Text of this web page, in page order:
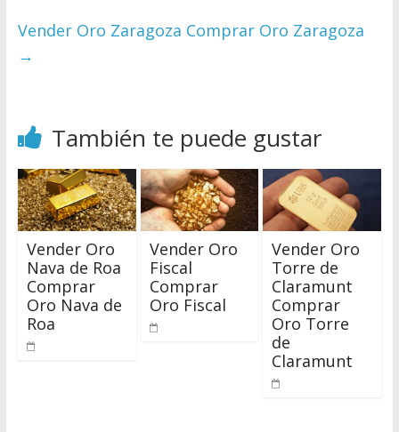
Vender Oro Zaragoza Comprar Oro Zaragoza
→
También te puede gustar
Vender Oro
Nava de Roa
Comprar
Oro Nava de
Roa
Vender Oro
Fiscal
Comprar
Oro Fiscal
Vender Oro
Torre de
Claramunt
Comprar
Oro Torre
de
Claramunt